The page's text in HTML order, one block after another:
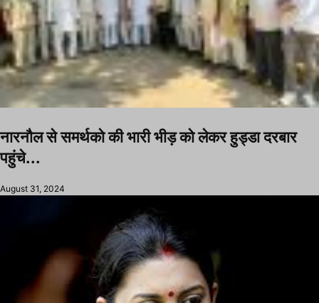
नारनौल से समर्थको की भारी भीड़ को लेकर हुड्डा दरबार
पहुंचे...
August 31, 2024